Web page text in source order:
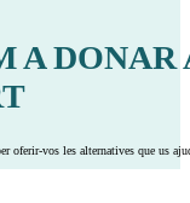
A
oferir-vos les alternatives que us